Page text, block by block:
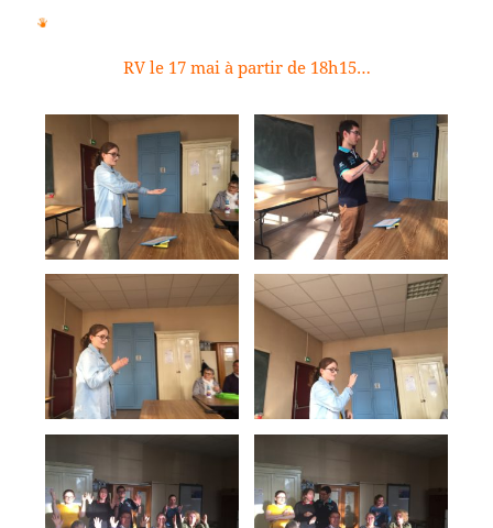
RV le 17 mai à partir de 18h15…